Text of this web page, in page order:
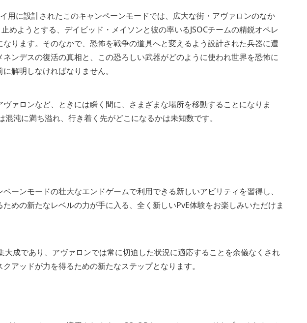
用に設計されたこのキャンペーンモードでは、広大な街・アヴァロンのなか
めようとする、デイビッド・メイソンと彼の率いるJSOCチームの精鋭オペレ
ります。そのなかで、恐怖を戦争の道具へと変えるよう設計された兵器に遭
ンデスの復活の真相と、この恐ろしい武器がどのように使われ世界を恐怖に
解明しなければなりません。
ァロンなど、ときには瞬く間に、さまざまな場所を移動することになりま
混沌に満ち溢れ、行き着く先がどこになるかは未知数です。
ーンモードの壮大なエンドゲームで利用できる新しいアビリティを習得し、
めの新たなレベルの力が手に入る、全く新しいPvE体験をお楽しみいただけま
大成であり、アヴァロンでは常に切迫した状況に適応することを余儀なくされ
アッドが力を得るための新たなステップとなります。